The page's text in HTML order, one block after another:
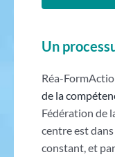
Un
Réa-
de la
Fédération de
centre est
constant, et